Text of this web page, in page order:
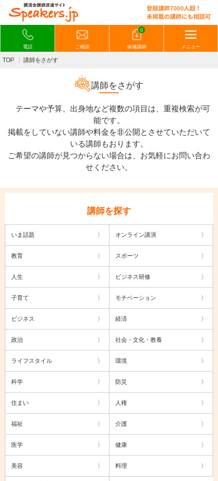
電話 ご相談
0
候補講師 メニュー
TOP 講師をさがす
講師をさがす
テーマや予算、出身地など複数の項目は、重複検索が可
能です。
掲載をしていない講師や料金を非公開とさせていただいて
いる講師もおります。
ご希望の講師が見つからない場合は、お気軽にお問い合わ
せください。
講師を探す
いま話題 オンライン講演
教育 スポーツ
人生 ビジネス研修
子育て モチベーション
ビジネス 経済
政治 社会・文化・教養
ライフスタイル 環境
科学 防災
住まい 人権
福祉 介護
医学 健康
美容 料理